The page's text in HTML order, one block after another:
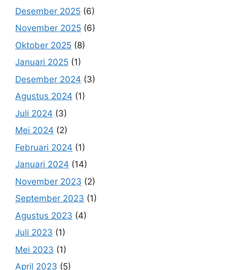
Desember 2025 (6)
November 2025 (6)
Oktober 2025 (8)
Januari 2025 (1)
Desember 2024 (3)
Agustus 2024 (1)
Juli 2024 (3)
Mei 2024 (2)
Februari 2024 (1)
Januari 2024 (14)
November 2023 (2)
September 2023 (1)
Agustus 2023 (4)
Juli 2023 (1)
Mei 2023 (1)
April 2023 (5)